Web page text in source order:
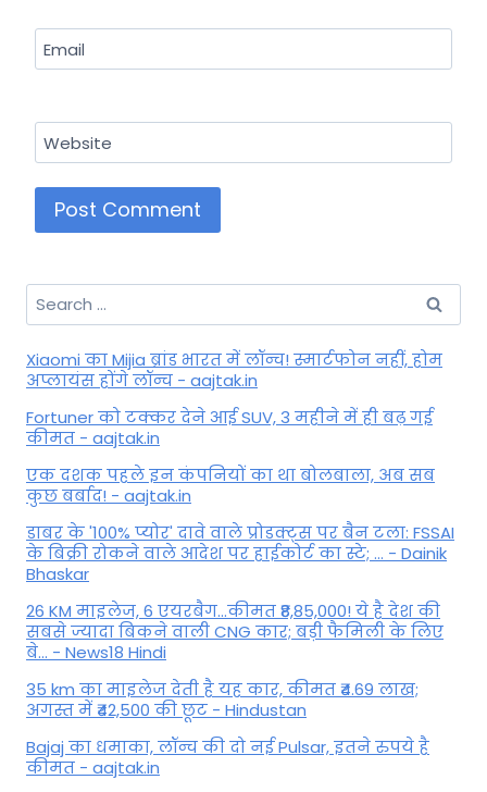
Email
Website
Search
for:
Xiaomi का Mijia ब्रांड भारत में लॉन्च! स्मार्टफोन नहीं, होम
अप्लायंस होंगे लॉन्च - aajtak.in
Fortuner को टक्कर देने आई SUV, 3 महीने में ही बढ़ गई
कीमत - aajtak.in
एक दशक पहले इन कंपनियों का था बोलबाला, अब सब
कुछ बर्बाद! - aajtak.in
डाबर के '100% प्योर' दावे वाले प्रोडक्ट्स पर बैन टला: FSSAI
के बिक्री रोकने वाले आदेश पर हाईकोर्ट का स्टे; ... - Dainik
Bhaskar
26 KM माइलेज, 6 एयरबैग...कीमत ₹8,85,000! ये है देश की
सबसे ज्यादा बिकने वाली CNG कार; बड़ी फैमिली के लिए
बे... - News18 Hindi
35 km का माइलेज देती है यह कार, कीमत ₹4.69 लाख;
अगस्त में ₹42,500 की छूट - Hindustan
Bajaj का धमाका, लॉन्च की दो नई Pulsar, इतने रुपये है
कीमत - aajtak.in